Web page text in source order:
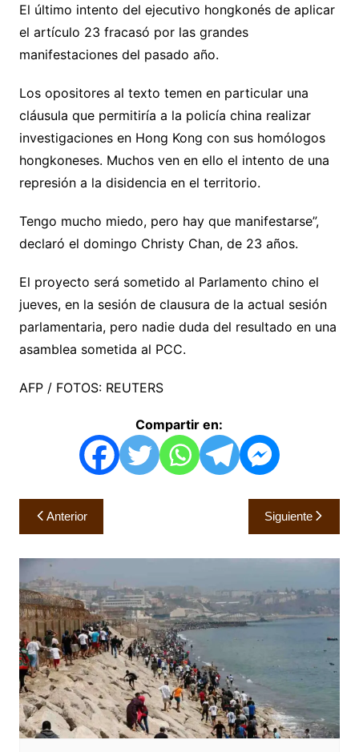
El último intento del ejecutivo hongkonés de aplicar
el artículo 23 fracasó por las grandes
manifestaciones del pasado año.
Los opositores al texto temen en particular una
cláusula que permitiría a la policía china realizar
investigaciones en Hong Kong con sus homólogos
hongkoneses. Muchos ven en ello el intento de una
represión a la disidencia en el territorio.
Tengo mucho miedo, pero hay que manifestarse”,
declaró el domingo Christy Chan, de 23 años.
El proyecto será sometido al Parlamento chino el
jueves, en la sesión de clausura de la actual sesión
parlamentaria, pero nadie duda del resultado en una
asamblea sometida al PCC.
AFP / FOTOS: REUTERS
Compartir en:
Navegación
de
entradas
Anterior Siguiente